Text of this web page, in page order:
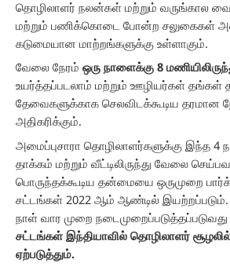
தொழிலாளர் நலன்கள் மற்றும் வருங்கால
மற்றும் பணிக்கொடை போன்ற சலுகைகள்
கடுமையான மாற்றங்களுக்கு உள்ளாகும்.
வேலை நேரம் ஒரு நாளைக்கு 8
உயர்த்தப்படலாம் மற்றும் ஊழியர்கள் தங்கள்
தேவைகளுக்காக செலவிடக்கூடிய தரமான
அதிகரிக்கும்.
அமைப்புசாரா தொழிலாளர்களுக்கு இந்த 4
தாக்கம் மற்றும் வீட்டிலிருந்து வேலை
பொருந்தக்கூடிய தன்மையை ஒருமுறை
சட்டங்கள் 2022 ஆம் ஆண்டில் இயற்றப்படும்.
நாள் வார முறை
சட்டங்கள் இந்தியாவில் தொழிலாளர் சூழலில்
ஏற்படுத்தும்.